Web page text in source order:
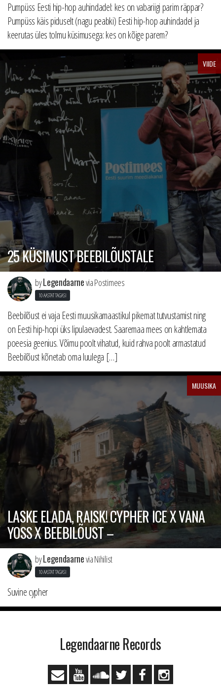
Pumpüss Eesti hip-hop auhindadel: kes on vabariigi parim räppar?
Pumpüss käis piduselt (nagu peabki) Eesti hip-hop auhindadel ja
keerutas üles tolmu küsimusega: kes on kõige parem?
VIIDE
25 KÜSIMUST BEEBILÕUSTALE
byLegendaarnevia Postimees
10 AASTAT TAGASI
Beebilõust ei vaja Eesti muusikamaastikul pikemat tutvustamist ning
on Eesti hip-hopi üks lipulaevadest. Saaremaa mees on kahtlemata
poeesia geenius. Võimu poolt vihatud, kuid rahva poolt armastatud
Beebilõust kõnetab oma luulega […]
MUUSIKA
LASKE ELADA, RAISK! CYPHER ICE X VANA
YOSS X BEEBILÕUST –
byLegendaarnevia Nihilist
10 AASTAT TAGASI
Suvine cypher
Legendaarne Records